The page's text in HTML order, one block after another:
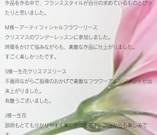
作品を作る中で、フランススタイルが自分の求めているものとぴっ
たりと思いました。
M様～アーティフィシャルフラワーリース
クリスマスのワンデーレッスンに参加しました。
時間をかけて悩みながらも、素敵な作品に仕上がりました。
すごく楽しかったです。
S様～生花クリスマスリース
不器用ながらご指導のおかげで素敵なフラワーアレンジメントが出
来上がりました。
有難うございました。
J様～生花
説明もとても分かりやすく楽しかったです。次回からも楽しみで